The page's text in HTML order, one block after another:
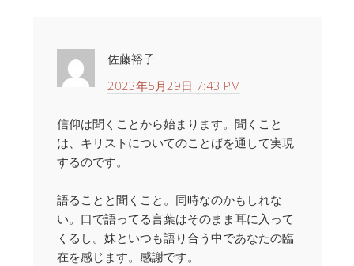
佐藤裕子
2023年5月29日 7:43 PM
信仰は聞くことから始まります。聞くこと
は、キリストについてのことばを通して実現
するのです。
語ることと聞くこと。同時なのかもしれな
い。口で語ってる言葉はそのまま耳に入って
くるし。妹といつも語り合う中であなたの臨
在を感じます。感謝です。